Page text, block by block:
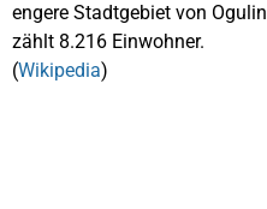
engere Stadtgebiet von Ogulin
zählt 8.216 Einwohner.
(Wikipedia)